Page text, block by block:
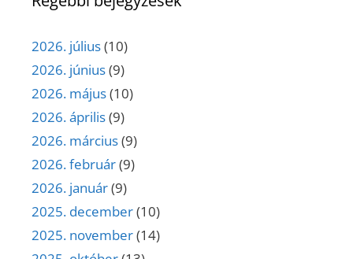
2026. július(10)
2026. június(9)
2026. május(10)
2026. április(9)
2026. március(9)
2026. február(9)
2026. január(9)
2025. december(10)
2025. november(14)